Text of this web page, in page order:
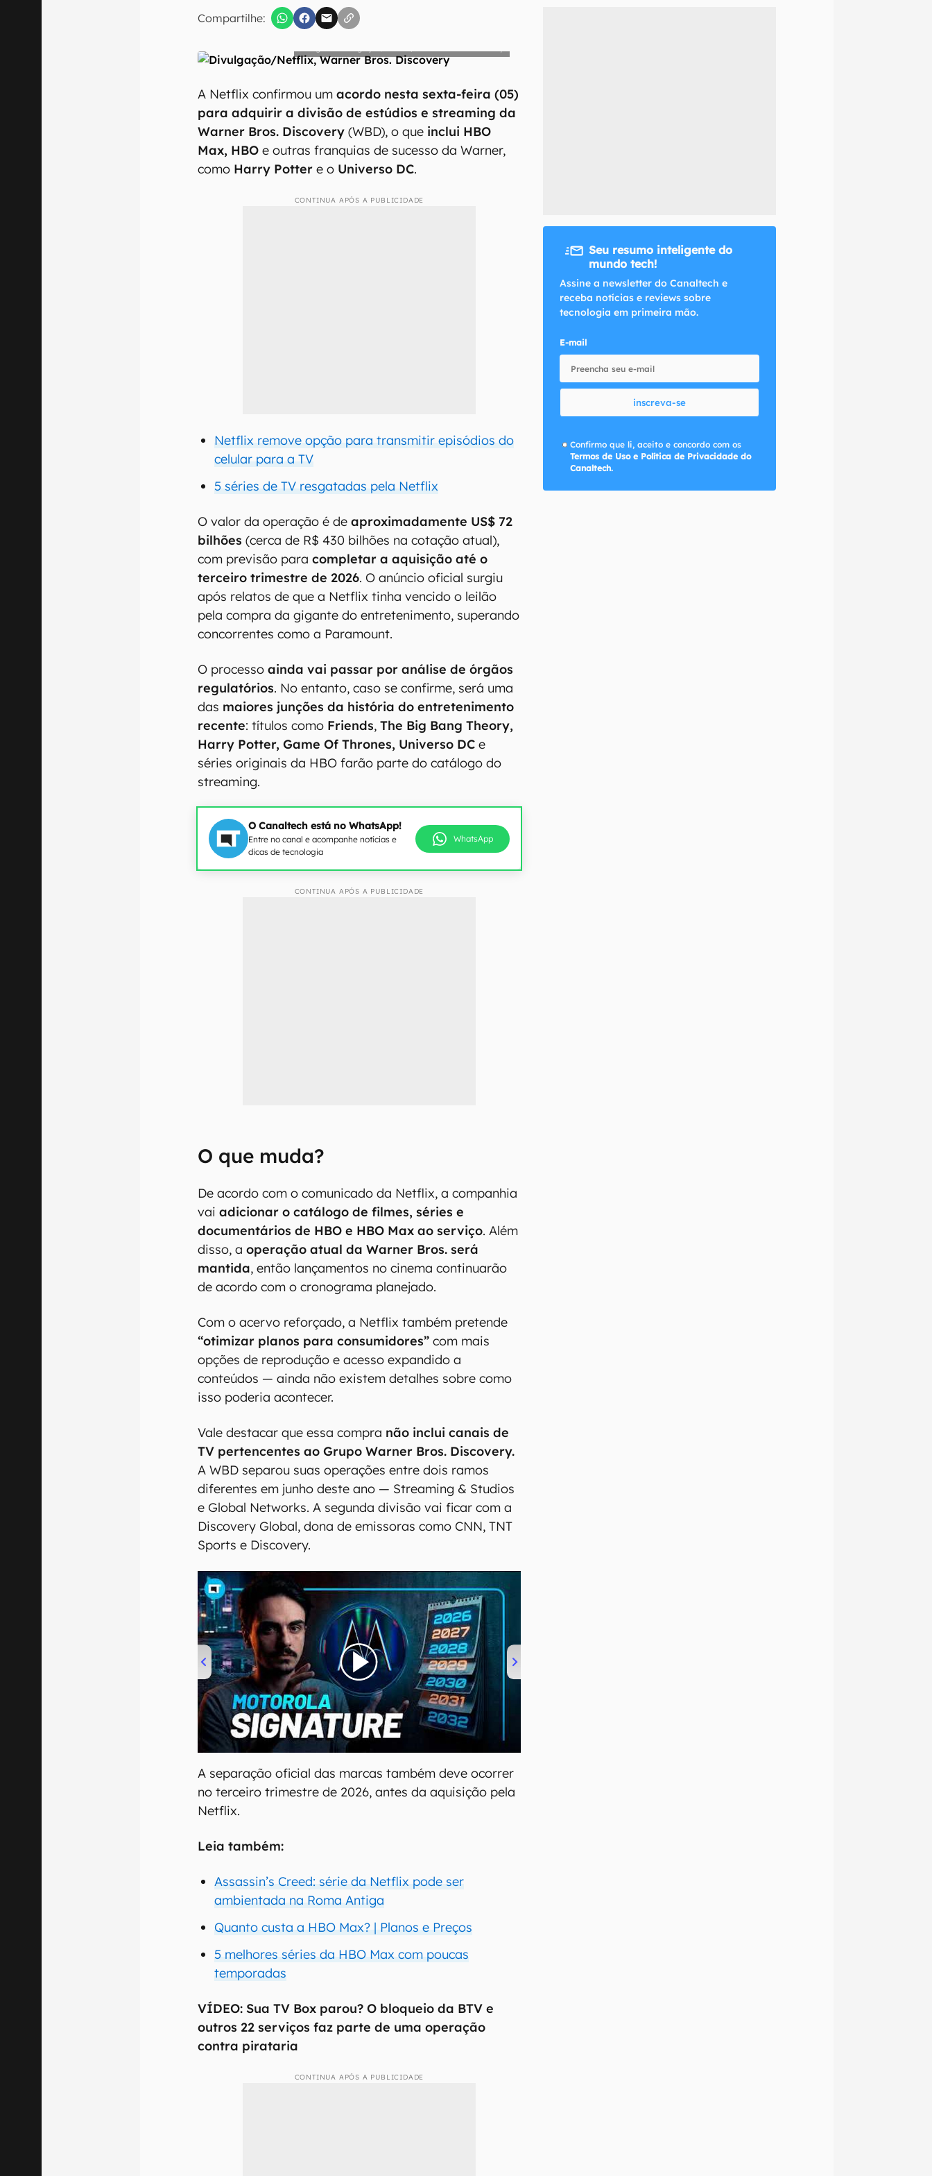
Compartilhe:
Confirmo que li, aceito e concordo com os Termos de Uso e Política de Privacidade do Canaltech.
A Netflix confirmou umacordo nesta sexta-feira (05)
para adquirir a divisão de estúdios e streaming da
Warner Bros. Discovery (WBD), o que inclui HBO
Max, HBO e outras franquias de sucesso da Warner,
como Harry Potter e o Universo DC.
CONTINUA APÓS A PUBLICIDADE
Netflix remove opção para transmitir episódios do
celular para a TV
5 séries de TV resgatadas pela Netflix
O valor da operação é deaproximadamente US$ 72
bilhões (cerca de R$ 430 bilhões na cotação atual),
com previsão paracompletar a aquisição até o
terceiro trimestre de 2026. O anúncio oficial surgiu
após relatos de que a Netflix tinha vencido o leilão
pela compra da gigante do entretenimento, superando
concorrentes como a Paramount.
O processoainda vai passar por análise de órgãos
regulatórios. No entanto, caso se confirme, será uma
das maiores junções da história do entretenimento
recente: títulos como Friends,The Big Bang Theory,
Harry Potter, Game Of Thrones, Universo DC e
séries originais da HBO farão parte do catálogo do
streaming.
O Canaltech está no WhatsApp!
Entre no canal e acompanhe notícias e
dicas de tecnologia
WhatsApp
CONTINUA APÓS A PUBLICIDADE
O que muda?
De acordo com o comunicado da Netflix, a companhia
vai adicionar o catálogo de filmes, séries e
documentários de HBO e HBO Max ao serviço. Além
disso, aoperação atual da Warner Bros. será
mantida, então lançamentos no cinema continuarão
de acordo com o cronograma planejado.
Com o acervo reforçado, a Netflix também pretende
“otimizar planos para consumidores” com mais
opções de reprodução e acesso expandido a
conteúdos — ainda não existem detalhes sobre como
isso poderia acontecer.
Vale destacar que essa compra não inclui canais de
TV pertencentes ao Grupo Warner Bros. Discovery.
A WBD separou suas operações entre dois ramos
diferentes em junho deste ano — Streaming & Studios
e Global Networks. A segunda divisão vai ficar com a
Discovery Global, dona de emissoras como CNN, TNT
Sports e Discovery.
00:00 20:46
A separação oficial das marcas também deve ocorrer
no terceiro trimestre de 2026, antes da aquisição pela
Netflix.
Leia também:
Assassin’s Creed: série da Netflix pode ser
ambientada na Roma Antiga
Quanto custa a HBO Max? | Planos e Preços
5 melhores séries da HBO Max com poucas
temporadas
VÍDEO: Sua TV Box parou? O bloqueio da BTV e
outros 22 serviços faz parte de uma operação
contra pirataria
CONTINUA APÓS A PUBLICIDADE
Seu resumo inteligente do
mundo tech!
Assine a newsletter do Canaltech e
receba notícias e reviews sobre
tecnologia em primeira mão.
E-mail
inscreva-se
Confirmo que li, aceito e concordo com os
Termos de Uso e Política de Privacidade do
Canaltech.